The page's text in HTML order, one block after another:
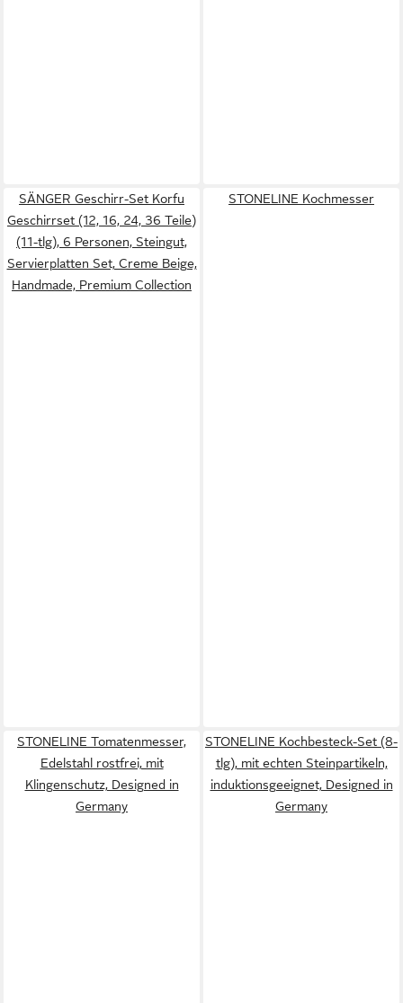
SÄNGER Geschirr-Set Korfu
Geschirrset (12, 16, 24, 36 Teile)
(11-tlg), 6 Personen, Steingut,
Servierplatten Set, Creme Beige,
Handmade, Premium Collection
STONELINE Kochmesser
STONELINE Tomatenmesser,
Edelstahl rostfrei, mit
Klingenschutz, Designed in
Germany
STONELINE Kochbesteck-Set (8-
tlg), mit echten Steinpartikeln,
induktionsgeeignet, Designed in
Germany